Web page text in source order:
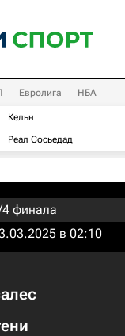
Евролига НБА
Кельн
Реал Сосьедад
4 финала
в 02:10